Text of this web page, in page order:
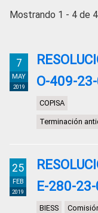
Control
Mostrando 1 - 4 de 4
7
MAY
2019
O-409-
COPISA
Terminación
25
FEB
2019
E-280-
BIESS